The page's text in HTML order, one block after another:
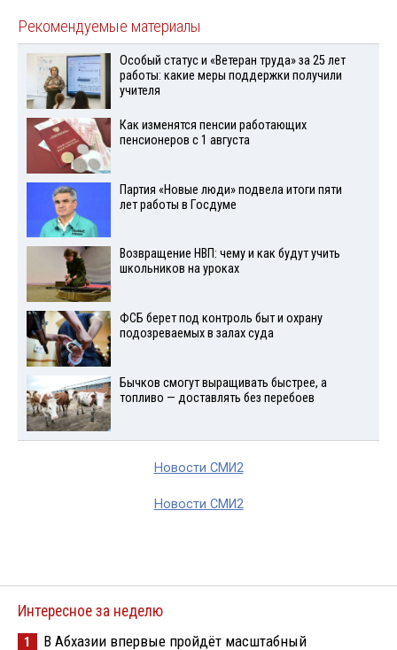
Рекомендуемые материалы
Особый статус и «Ветеран труда» за 25 лет
работы: какие меры поддержки получили
учителя
Как изменятся пенсии работающих
пенсионеров с 1 августа
Партия «Новые люди» подвела итоги пяти
лет работы в Госдуме
Возвращение НВП: чему и как будут учить
школьников на уроках
ФСБ берет под контроль быт и охрану
подозреваемых в залах суда
Бычков смогут выращивать быстрее, а
топливо — доставлять без перебоев
Новости СМИ2
Новости СМИ2
Интересное за неделю
1
В Абхазии впервые пройдёт масштабный